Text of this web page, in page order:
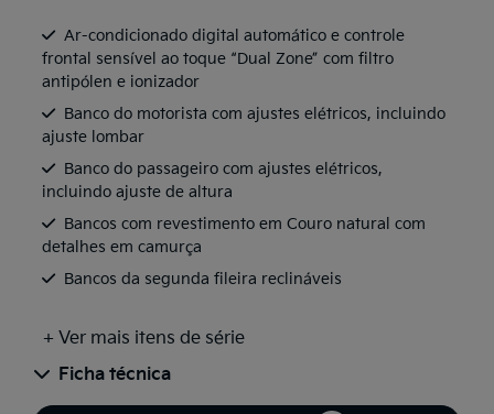
Ar-condicionado digital automático e controle
frontal sensível ao toque “Dual Zone” com filtro
antipólen e ionizador
Banco do motorista com ajustes elétricos, incluindo
ajuste lombar
Banco do passageiro com ajustes elétricos,
incluindo ajuste de altura
Bancos com revestimento em Couro natural com
detalhes em camurça
Bancos da segunda fileira reclináveis
+ Ver mais itens de série
Ficha técnica